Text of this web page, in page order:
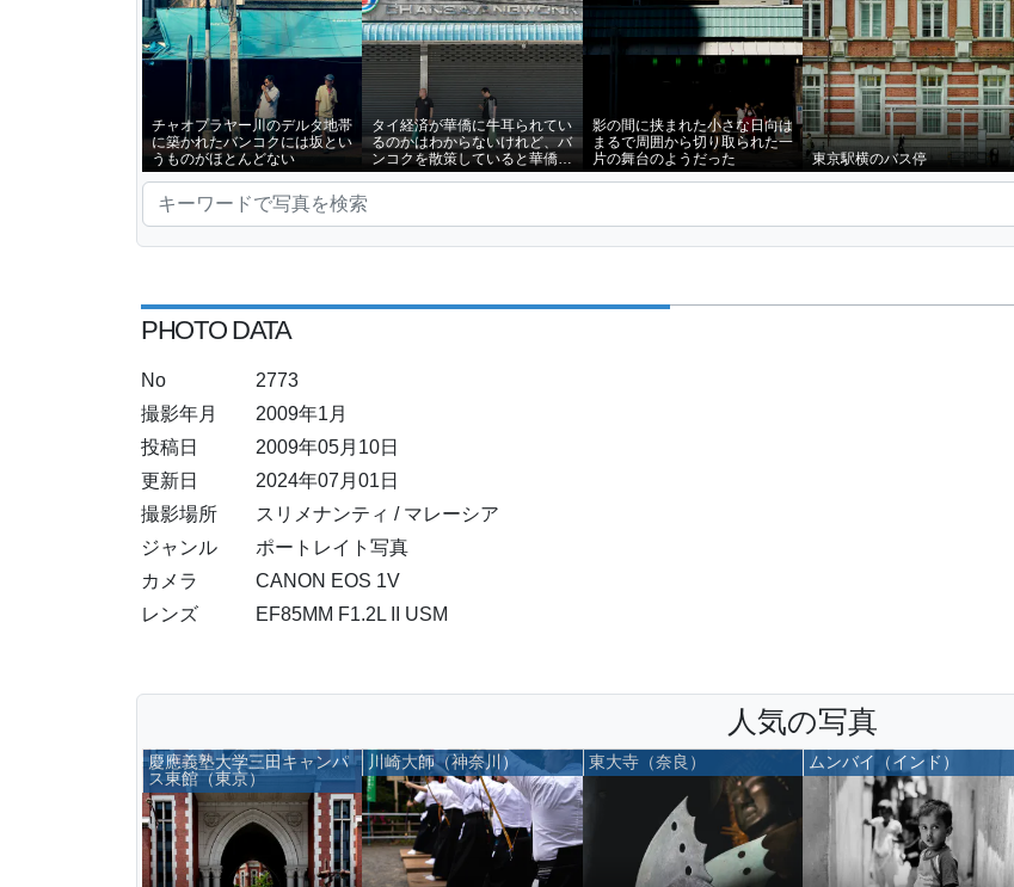
チャオプラヤー川のデルタ地帯
に築かれたバンコクには坂とい
うものがほとんどない
タイ経済が華僑に牛耳られてい
るのかはわからないけれど、バ
ンコクを散策していると華僑の
経営するお店が目につくのは本
影の間に挟まれた小さな日向は
まるで周囲から切り取られた一
片の舞台のようだった
東京駅横のバス停
PHOTO DATA
No
2773
撮影年月
2009年1月
投稿日
2009年05月10日
更新日
2024年07月01日
撮影場所
スリメナンティ / マレーシア
ジャンル
ポートレイト写真
カメラ
CANON EOS 1V
レンズ
EF85MM F1.2L II USM
人気の写真
慶應義塾大学三田キャンパ
ス東館（東京）
川崎大師（神奈川） 東大寺（奈良） ムンバイ（インド）